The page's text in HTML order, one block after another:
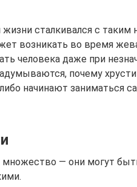
сталкивался с таким
возникать во время
человека даже при
почему
начинают заниматься
множество — они могут